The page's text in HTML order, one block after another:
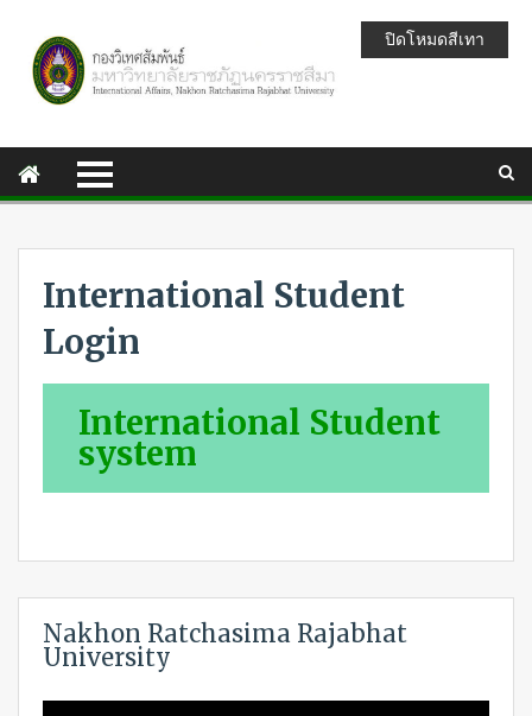
International Student
Login
International Student
system
Nakhon Ratchasima Rajabhat
University
ปิดโหมดสีเทา